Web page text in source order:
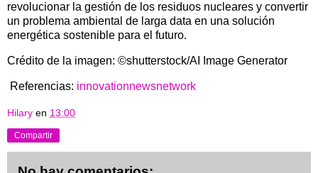
revolucionar la gestión de los residuos nucleares y convertir
un problema ambiental de larga data en una solución
energética sostenible para el futuro.
Crédito de la imagen: ©shutterstock/AI Image Generator
Referencias: innovationnewsnetwork
Hilary en 13:00
Compartir